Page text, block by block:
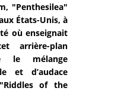
"Penthesilea"
États-Unis, à
où enseignait
arrière-plan
le mélange
et d’audace
of the